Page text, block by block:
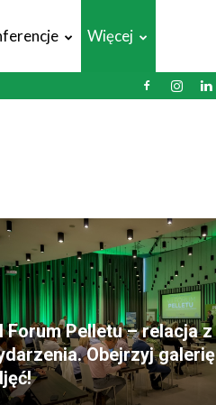
Więcej
Forum Pelletu – relacja z
Obejrzyj galerię